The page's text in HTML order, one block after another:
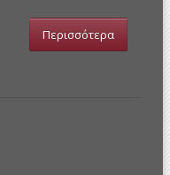
Περισσότερα